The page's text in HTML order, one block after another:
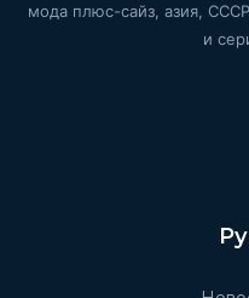
мода плюс-сайз, азия,
и